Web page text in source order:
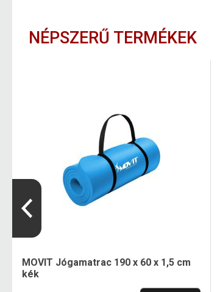
NÉPSZERŰ TERMÉKEK
MOVIT Jógamatrac 190 x 60 x 1,5 cm
kék